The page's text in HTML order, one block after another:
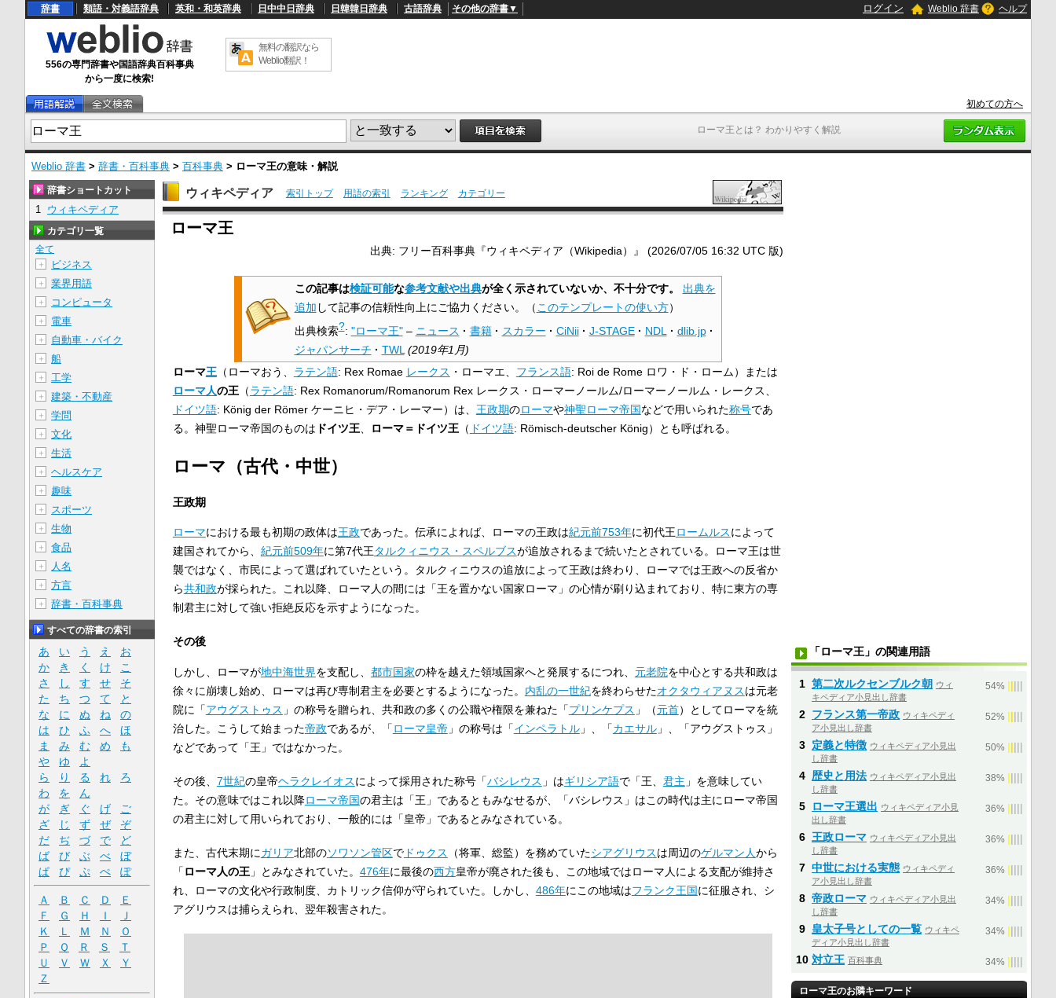
ローマ王とは？ わかりやすく解説
辞書 類語・対義語辞典 英和・和英辞典 日中中日辞典 日韓韓日辞典 古語辞典 その他の辞書▼ ログイン Weblio 辞書 ヘルプ
556の専門辞書や国語辞典百科事典
から一度に検索!
無料の翻訳なら
Weblio翻訳！
初めての方へ
Weblio 辞書 > 辞書・百科事典 > 百科事典 > ローマ王の意味・解説
U
/
L
d
e
:
4
9
.
5
%
ウィキペディア 索引トップ 用語の索引 ランキング カテゴリー
ローマ王
出典: フリー百科事典『ウィキペディア（Wikipedia）』 (2026/07/05 16:32 UTC 版)
この記事は検証可能な参考文献や出典が全く示されていないか、不十分です。
出典を
追加 して記事の信頼性向上にご協力ください。 （ このテンプレートの使い方）
出典検索?: "ローマ王" – ニュース · 書籍 · スカラー · CiNii · J-STAGE · NDL · dlib.jp ·
ジャパンサーチ · TWL (2019年1月)
ローマ王（ローマおう、 ラテン語: Rex Romae レークス ・ローマエ フランス語: Roi de Rome ロワ・ド・ローム）または
ローマ人の王（ラテン語: Rex Romanorum/Romanorum Rex レークス・ローマーノールム/ローマーノールム・レークス
ドイツ語: König der Römer ケーニヒ・デア・レーマー）は、 王政期のローマや神聖ローマ帝国などで用いられた称号であ
る。神聖ローマ帝国のものは ドイツ王、 ローマ＝ドイツ王（ ドイツ語: Römisch-deutscher König）とも呼ばれる。
ローマ（古代・中世）
王政期
ローマにおける最も初期の政体は王政であった。伝承によれば、ローマの王政は紀元前753年に初代王ロームルスによって
建国されてから、 紀元前509年に第7代王タルクィニウス・スペルブスが追放されるまで続いたとされている。ローマ王は世
襲ではなく、市民によって選ばれていたという。タルクィニウスの追放によって王政は終わり、ローマでは王政への反省か
ら共和政が採られた。これ以降、ローマ人の間には「王を置かない国家ローマ」の心情が刷り込まれており、特に東方の専
制君主に対して強い拒絶反応を示すようになった。
その後
しかし、ローマが地中海世界を支配し、 都市国家の枠を越えた領域国家へと発展するにつれ、 元老院を中心とする共和政は
徐々に崩壊し始め、ローマは再び専制君主を必要とするようになった。 内乱の一世紀を終わらせたオクタウィアヌスは元老
院に「アウグストゥス 」の称号を贈られ、共和政の多くの公職や権限を兼ねた「プリンケプス 」（元首）としてローマを統
治した。こうして始まった帝政であるが、「 ローマ皇帝 」の称号は「インペラトル」、「カエサル」、「アウグストゥス」
などであって「王」ではなかった。
その後、 7世紀の皇帝ヘラクレイオスによって採用された称号「バシレウス 」はギリシア語で「王、 君主 」を意味してい
た。その意味ではこれ以降ローマ帝国の君主は「王」であるともみなせるが、「バシレウス」はこの時代は主にローマ帝国
の君主に対して用いられており、一般的には「皇帝」であるとみなされている。
また、古代末期にガリア北部のソワソン管区でドゥクス （将軍、総監）を務めていたシアグリウスは周辺のゲルマン人から
「 ローマ人の王」とみなされていた。 476年に最後の西方皇帝が廃された後も、この地域ではローマ人による支配が維持さ
れ、ローマの文化や行政制度、カトリック信仰が守られていた。しかし、 486年にこの地域はフランク王国に征服され、シ
アグリウスは捕らえられ、翌年殺害された。
辞書ショートカット
1 ウィキペディア
カテゴリ一覧
全て
＋
ビジネス
＋ 業界用語
＋ コンピュータ
＋ 電車
＋ 自動車・バイク
＋ 船
＋ 工学
＋ 建築・不動産
＋ 学問
＋ 文化
＋ 生活
＋ ヘルスケア
＋ 趣味
＋ スポーツ
＋ 生物
＋ 食品
＋ 人名
＋ 方言
＋ 辞書・百科事典
すべての辞書の索引
あ い う え
お
か
き く け
こ
さ
し す せ
そ
た
ち つ て
と
な
に ぬ ね
の
は
ひ ふ へ
ほ
ま
み む め
も
や
ゆ
よ
ら
り る れ
ろ
わ
を
ん
が
ぎ ぐ げ
ご
ざ
じ ず ぜ
ぞ
だ
ぢ づ で
ど
ば
び ぶ べ
ぼ
ぱ
ぴ ぷ ぺ ぽ
Ａ Ｂ Ｃ Ｄ
Ｅ
Ｆ
Ｇ Ｈ Ｉ
Ｊ
Ｋ
Ｌ Ｍ Ｎ
Ｏ
Ｐ
Ｑ Ｒ Ｓ
Ｔ
Ｕ
Ｖ Ｗ Ｘ
Ｙ
Ｚ
「ローマ王」の関連用語
1 第二次ルクセンブルク朝 ウィ
キペディア小見出し辞書
54%
2 フランス第一帝政 ウィキペディ
ア小見出し辞書
52%
3 定義と特徴 ウィキペディア小見出
し辞書
50%
4 歴史と用法 ウィキペディア小見出
し辞書
38%
5 ローマ王選出 ウィキペディア小見
出し辞書
36%
6 王政ローマ ウィキペディア小見出
し辞書
36%
7 中世における実態 ウィキペディ
ア小見出し辞書
36%
8 帝政ローマ ウィキペディア小見出
し辞書
34%
9 皇太子号としての一覧 ウィキペ
ディア小見出し辞書
34%
10 対立王 百科事典 34%
ローマ王のお隣キーワード